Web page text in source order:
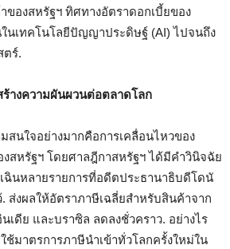
ของสหรัฐฯ ทิศทางอัตราดอกเบี้ยของ
ในเทคโนโลยีปัญญาประดิษฐ์ (AI) ไปจนถึง
ตร์.
างความผันผวนต่อตลาดโลก
สนใจอย่างมากคือการเคลื่อนไหวของ
สหรัฐฯ โดยศาลฎีกาสหรัฐฯ ได้มีคำวินิจฉัย
ฉินหลายรายการที่อดีตประธานาธิบดีโดนั
ส่งผลให้อัตราภาษีเฉลี่ยสำหรับสินค้าจาก
เดีย และบราซิล ลดลงชั่วคราว. อย่างไร
มาตรการภาษีนำเข้าทั่วโลกครั้งใหม่ใน